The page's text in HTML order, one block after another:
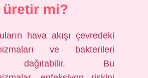
üretir mi?
hava akışı çevredeki
ve bakterileri
dağıtabilir. Bu